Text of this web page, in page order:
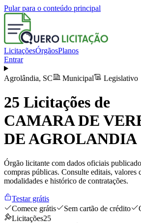
Pular para o conteúdo principal
LicitaçõesÓrgãosPlanos
Entrar
Agrolândia, SC Municipal Legislativo
25 Licitações de
CAMARA DE
DE AGROLANDIA
Órgão licitante com dados oficiais
compras públicas. Consulte editais, valores
modalidades e histórico de contratações.
Testar grátis
Comece grátis
Sem cartão de crédito
Licitações25